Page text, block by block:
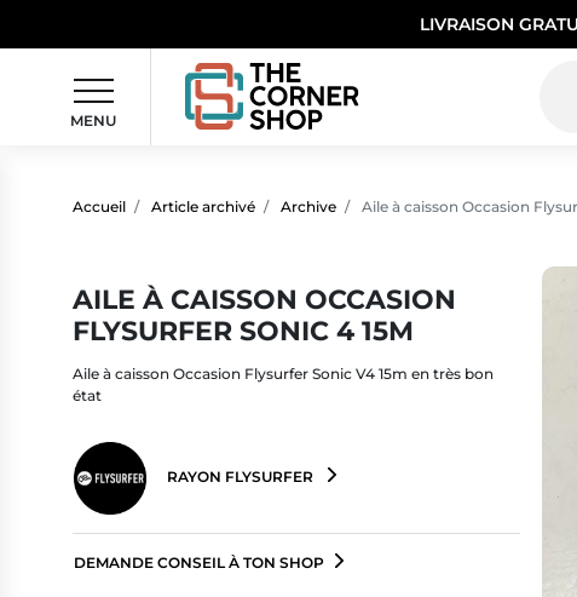
LIVRAISON
MENU
Accueil Article archivé Archive Aile à caisson Occasion
AILE À CAISSON OCCASION
FLYSURFER SONIC 4 15M
Aile à caisson Occasion Flysurfer Sonic V4 15m en très bon
état
RAYON FLYSURFER
DEMANDE CONSEIL À TON SHOP